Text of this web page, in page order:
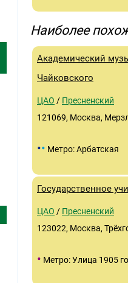
Наиболее
Академический
Чайковского
ЦАО / Пресненский
121069, Москва,
•• Метро: Арбатская
Государственное
ЦАО / Пресненский
123022, Москва,
• Метро: Улица 1905